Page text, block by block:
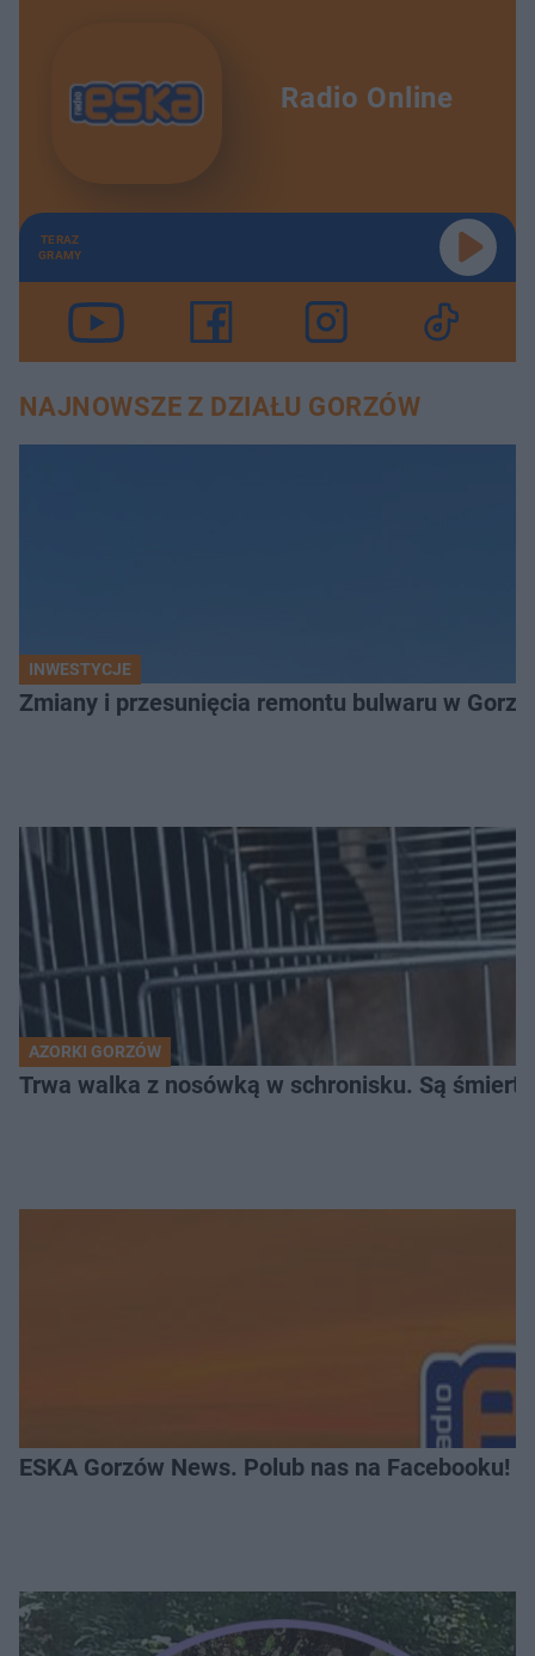
Radio Online
TERAZ
GRAMY
NAJNOWSZE Z DZIAŁU GORZÓW
INWESTYCJE
Zmiany i przesunięcia remontu bulwaru w
AZORKI GORZÓW
Trwa walka z nosówką w schronisku. Są
ESKA Gorzów News. Polub nas na Facebooku!